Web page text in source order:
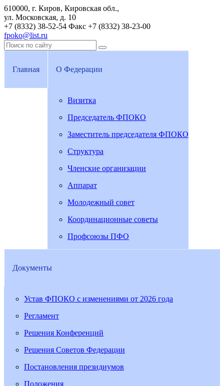
610000, г. Киров, Кировская обл.,
ул. Московская, д. 10
+7 (8332) 38-52-54 Факс +7 (8332) 38-23-00
fpoko@list.ru
Главная О Федерации
Визитка
Председатель ФПОКО
Заместитель председателя ФПОКО
Структура
Членские организации
Аппарат
Молодежный совет
Координационные советы
Профсоюзы ПФО
Документы
Устав ФПОКО с изменениями от 2026 года
Регламент
Решения Конференций
Решения Советов Федерации
Постановления президиумов
Положения